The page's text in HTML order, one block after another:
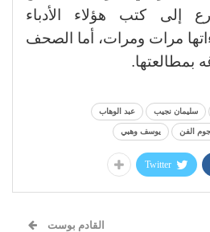
إلى كتب هؤلاء الأدباء
مرات ومرات، أما الصحف
بمطالعتها.
سليمان نجيب عبد الوهاب
الفن يوسف وهبي
Twitter
القادم بوست